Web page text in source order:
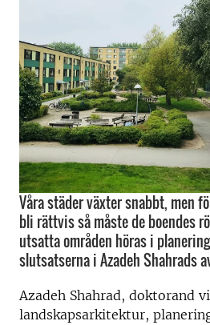
Våra städer växter snabbt, men
bli rättvis så måste de boendes
utsatta områden höras i
slutsatserna i Azadeh Shahrads
Azadeh Shahrad, doktorand
landskapsarkitektur,